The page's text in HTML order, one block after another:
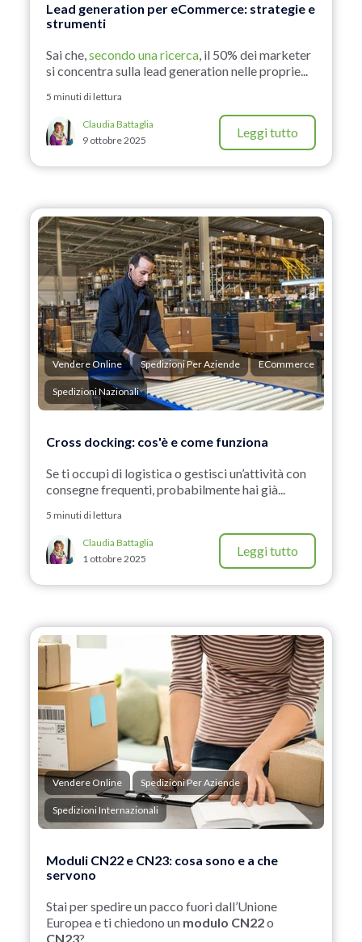
Lead generation per eCommerce: strategie e
strumenti
Sai che,secondo una ricerca, il 50% dei marketer
si concentra sulla lead generation nelle proprie...
5 minuti di lettura
Claudia Battaglia
9 ottobre 2025
Leggi tutto
Vendere Online Spedizioni Per Aziende ECommerce
Spedizioni Nazionali
Cross docking: cos'è e come funziona
Se ti occupi di logistica o gestisci un’attività con
consegne frequenti, probabilmente hai già...
5 minuti di lettura
Claudia Battaglia
1 ottobre 2025
Leggi tutto
Vendere Online Spedizioni Per Aziende
Spedizioni Internazionali
Moduli CN22 e CN23: cosa sono e a che
servono
Stai per spedire un pacco fuori dall’Unione
Europea e ti chiedono un modulo CN22o
CN23?